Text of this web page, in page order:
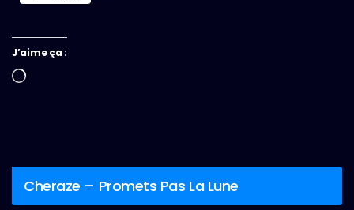
J’aime ça :
Chargement…
Cheraze – Promets Pas La Lune